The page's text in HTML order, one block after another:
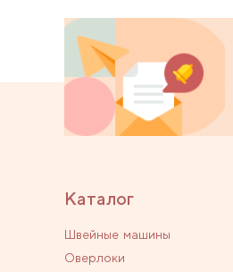
Каталог
Швейные машины
Оверлоки